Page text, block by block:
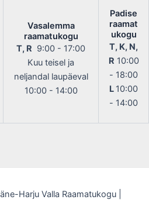
Vasalemma
raamatukogu
T, R 9:00 - 17:00
Kuu teisel ja
neljandal laupäeval
10:00 - 14:00
Padise
raamat
ukogu
T, K, N,
R 10:00
- 18:00
L 10:00
- 14:00
Harju Valla Raamatukogu |